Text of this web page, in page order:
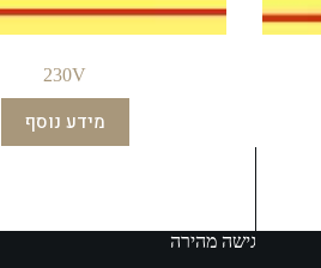
230V
מידע נוסף
גישה מהירה